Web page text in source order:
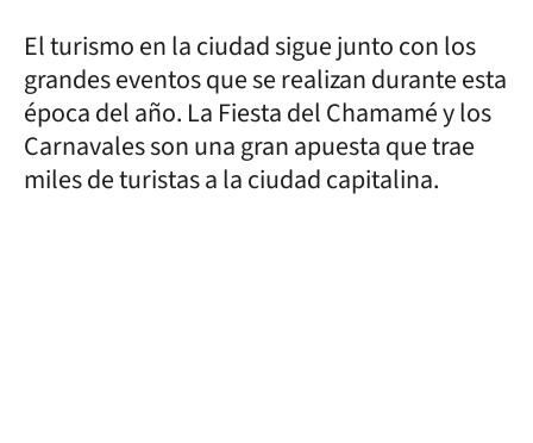
El turismo en la ciudad sigue junto con los
grandes eventos que se realizan durante esta
época del año. La Fiesta del Chamamé y los
Carnavales son una gran apuesta que trae
miles de turistas a la ciudad capitalina.